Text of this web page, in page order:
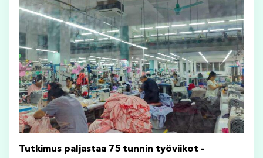
Tutkimus paljastaa 75 tunnin työviikot –